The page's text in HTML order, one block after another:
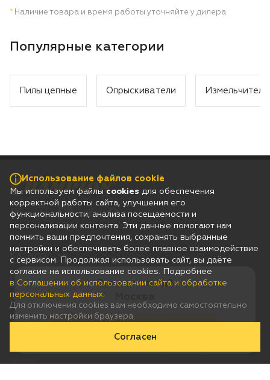
Это ваш город?
* Наличие товара и время работы уточняйте у дилера.
Популярные категории
Пилы цепные Опрыскиватели Измельчители
Соглашение об использовании сайта и обработке персональных
Гарантия
Покупателям
Дилерам
Каталог
Использование файлов cookie
Мы используем файлы cookies для обеспечения
корректной работы сайта, улучшения его
функциональности, анализа посещаемости и
персонализации контента. Эти данные помогают нам
помнить ваши предпочтения, сохранять выбранные
настройки и обеспечивать более плавное взаимодействие
с сервисом. Продолжая использовать сайт, вы даёте
согласие на использование cookies. Подробнее
в Соглашении об использовании сайта и обработке
персональных данных.
Для отключения cookies вам необходимо самостоятельно
изменить настройки браузера.
Согласен